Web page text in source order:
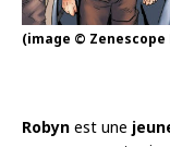
(image ©
Robyn est une